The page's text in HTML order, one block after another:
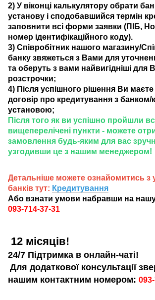
2) У віконці калькулятору обрати
установу і сподобавшийся термін
заповнити всі форми заявки (ПІБ,
номер ідентифікаційного коду).
3) Співробітник нашого магазину/
банку звяжеться з Вами для
та оберуть з вами найвигідніші для
розстрочки;
4) Після успішного рішення Ви маєте
договір про кредитування з
установою;
Після того як ви успішно пройшли
вищеперелічені пункти - можете
замовлення будь-яким для вас
узгодивши це з нашим менеджером!
Детальніше можете ознайомитись з
банків тут: Кредитування
Або взнати умови набравши на нашу
093-714-37-31
12 місяців!
24/7 Підтримка в онлайн-чаті!
Для додаткової консультації
нашим контактним номером: